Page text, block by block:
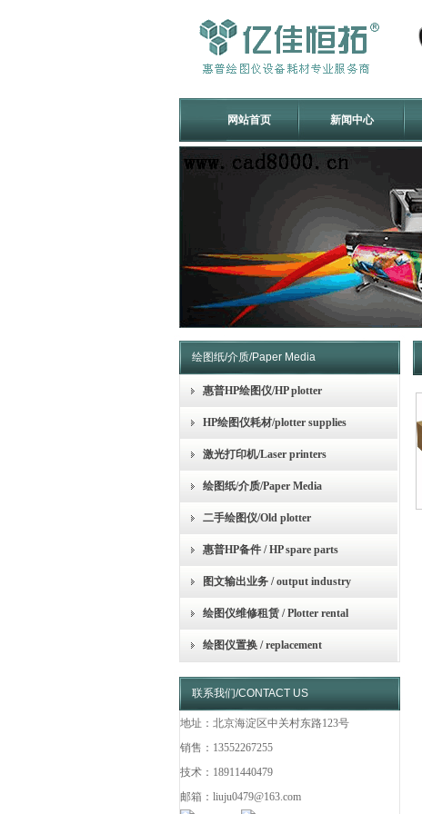
网站首页 新闻中心
绘图纸/介质/Paper Media
惠普HP绘图仪/HP plotter
HP绘图仪耗材/plotter supplies
激光打印机/Laser printers
绘图纸/介质/Paper Media
二手绘图仪/Old plotter
惠普HP备件 / HP spare parts
图文输出业务 / output industry
绘图仪维修租赁 / Plotter rental
绘图仪置换 / replacement
联系我们/CONTACT US
地址：北京海淀区中关村东路123号
销售：13552267255
技术：18911440479
邮箱：liuju0479@163.com